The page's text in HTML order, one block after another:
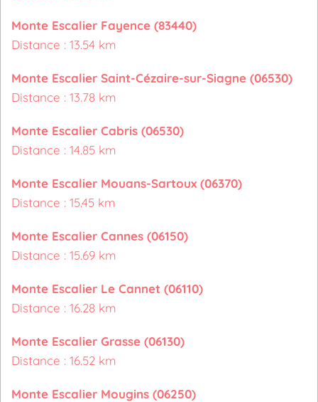
Monte Escalier Fayence (83440)
Distance : 13.54 km
Monte Escalier Saint-Cézaire-sur-Siagne (06530)
Distance : 13.78 km
Monte Escalier Cabris (06530)
Distance : 14.85 km
Monte Escalier Mouans-Sartoux (06370)
Distance : 15.45 km
Monte Escalier Cannes (06150)
Distance : 15.69 km
Monte Escalier Le Cannet (06110)
Distance : 16.28 km
Monte Escalier Grasse (06130)
Distance : 16.52 km
Monte Escalier Mougins (06250)